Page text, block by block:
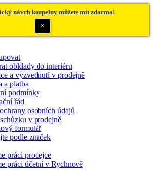
návrh koupelny můžete mít zdarma!
×
obklady do interiéru
a vyzvednutí v prodejně
a platba
podmínky
řád
osobních údajů
v prodejně
formulář
podle značek
práci prodejce
práci účetní v Rychnově